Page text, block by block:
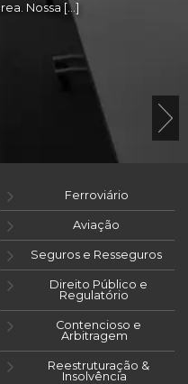
Nossa […]
Ferroviário
Aviação
Seguros e Resseguros
Direito Público e
Regulatório
Contencioso e
Arbitragem
Reestruturação &
Insolvência